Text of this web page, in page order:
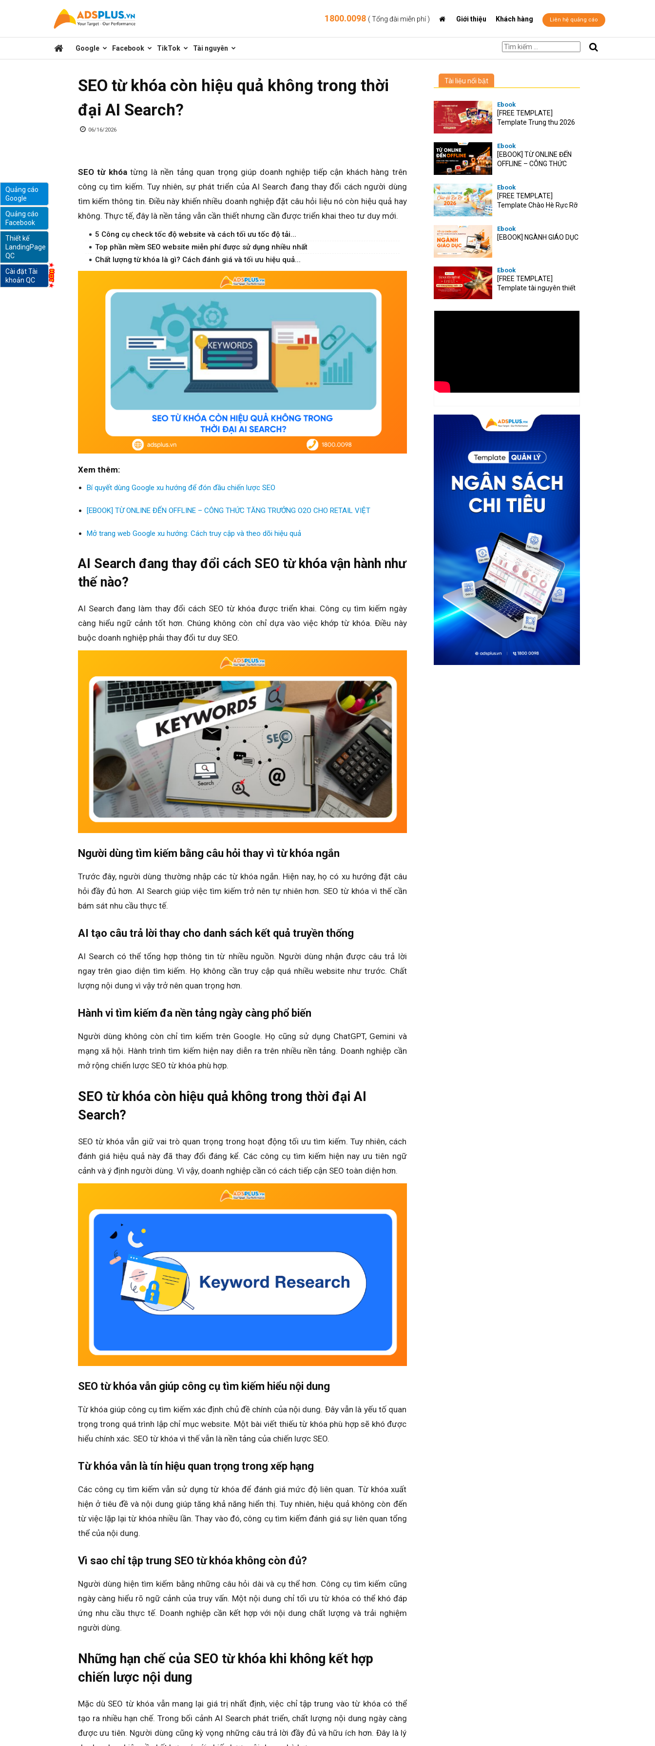
sẻ
marketing
1800.0098 ( Tổng đài miễn phí ) Giới thiệu Khách hàng Liên hệ quảng cáo
Google Facebook TikTok Tài nguyên
SEO từ khóa còn hiệu quả không trong thời
đại AI Search?
06/16/2026
SEO từ khóatừng là nền tảng quan trọng giúp doanh nghiệp tiếp cận khách hàng trên
công cụ tìm kiếm. Tuy nhiên, sự phát triển của AI Search đang thay đổi cách người dùng
tìm kiếm thông tin. Điều này khiến nhiều doanh nghiệp đặt câu hỏi liệu nó còn hiệu quả hay
không. Thực tế, đây là nền tảng vẫn cần thiết nhưng cần được triển khai theo tư duy mới.
5 Công cụ check tốc độ website và cách tối ưu tốc độ tải...
Top phần mềm SEO website miễn phí được sử dụng nhiều nhất
Chất lượng từ khóa là gì? Cách đánh giá và tối ưu hiệu quả...
Xem thêm:
Bí quyết dùng Google xu hướng để đón đầu chiến lược SEO
[EBOOK] TỪ ONLINE ĐẾN OFFLINE – CÔNG THỨC TĂNG TRƯỞNG O2O CHO RETAIL VIỆT
Mở trang web Google xu hướng: Cách truy cập và theo dõi hiệu quả
AI Search đang thay đổi cách SEO từ khóa vận hành như
thế nào?
AI Search đang làm thay đổi cách SEO từ khóa được triển khai. Công cụ tìm kiếm ngày
càng hiểu ngữ cảnh tốt hơn. Chúng không còn chỉ dựa vào việc khớp từ khóa. Điều này
buộc doanh nghiệp phải thay đổi tư duy SEO.
Người dùng tìm kiếm bằng câu hỏi thay vì từ khóa ngắn
Trước đây, người dùng thường nhập các từ khóa ngắn. Hiện nay, họ có xu hướng đặt câu
hỏi đầy đủ hơn. AI Search giúp việc tìm kiếm trở nên tự nhiên hơn. SEO từ khóa vì thế cần
bám sát nhu cầu thực tế.
AI tạo câu trả lời thay cho danh sách kết quả truyền thống
AI Search có thể tổng hợp thông tin từ nhiều nguồn. Người dùng nhận được câu trả lời
ngay trên giao diện tìm kiếm. Họ không cần truy cập quá nhiều website như trước. Chất
lượng nội dung vì vậy trở nên quan trọng hơn.
Hành vi tìm kiếm đa nền tảng ngày càng phổ biến
Người dùng không còn chỉ tìm kiếm trên Google. Họ cũng sử dụng ChatGPT, Gemini và
mạng xã hội. Hành trình tìm kiếm hiện nay diễn ra trên nhiều nền tảng. Doanh nghiệp cần
mở rộng chiến lược SEO từ khóa phù hợp.
SEO từ khóa còn hiệu quả không trong thời đại AI
Search?
SEO từ khóa vẫn giữ vai trò quan trọng trong hoạt động tối ưu tìm kiếm. Tuy nhiên, cách
đánh giá hiệu quả này đã thay đổi đáng kể. Các công cụ tìm kiếm hiện nay ưu tiên ngữ
cảnh và ý định người dùng. Vì vậy, doanh nghiệp cần có cách tiếp cận SEO toàn diện hơn.
SEO từ khóa vẫn giúp công cụ tìm kiếm hiểu nội dung
Từ khóa giúp công cụ tìm kiếm xác định chủ đề chính của nội dung. Đây vẫn là yếu tố quan
trọng trong quá trình lập chỉ mục website. Một bài viết thiếu từ khóa phù hợp sẽ khó được
hiểu chính xác. SEO từ khóa vì thế vẫn là nền tảng của chiến lược SEO.
Từ khóa vẫn là tín hiệu quan trọng trong xếp hạng
Các công cụ tìm kiếm vẫn sử dụng từ khóa để đánh giá mức độ liên quan. Từ khóa xuất
hiện ở tiêu đề và nội dung giúp tăng khả năng hiển thị. Tuy nhiên, hiệu quả không còn đến
từ việc lặp lại từ khóa nhiều lần. Thay vào đó, công cụ tìm kiếm đánh giá sự liên quan tổng
thể của nội dung.
Vì sao chỉ tập trung SEO từ khóa không còn đủ?
Người dùng hiện tìm kiếm bằng những câu hỏi dài và cụ thể hơn. Công cụ tìm kiếm cũng
ngày càng hiểu rõ ngữ cảnh của truy vấn. Một nội dung chỉ tối ưu từ khóa có thể khó đáp
ứng nhu cầu thực tế. Doanh nghiệp cần kết hợp với nội dung chất lượng và trải nghiệm
người dùng.
Những hạn chế của SEO từ khóa khi không kết hợp
chiến lược nội dung
Mặc dù SEO từ khóa vẫn mang lại giá trị nhất định, việc chỉ tập trung vào từ khóa có thể
tạo ra nhiều hạn chế. Trong bối cảnh AI Search phát triển, chất lượng nội dung ngày càng
được ưu tiên. Người dùng cũng kỳ vọng những câu trả lời đầy đủ và hữu ích hơn. Đây là lý
Quảng cáo
Google
Quảng cáo
Facebook
Thiết kế
LandingPage
QC
Cài đặt Tài
khoản QC
Tài liệu nổi bật
Ebook
[FREE TEMPLATE]
Template Trung thu 2026
Ebook
[EBOOK] TỪ ONLINE ĐẾN
OFFLINE – CÔNG THỨC
Ebook
[FREE TEMPLATE]
Template Chào Hè Rực Rỡ
Ebook
[EBOOK] NGÀNH GIÁO DỤC
Ebook
[FREE TEMPLATE]
Template tài nguyên thiết